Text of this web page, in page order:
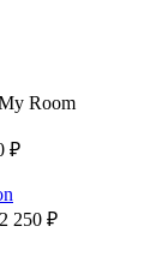
Room
₽
2 250 ₽